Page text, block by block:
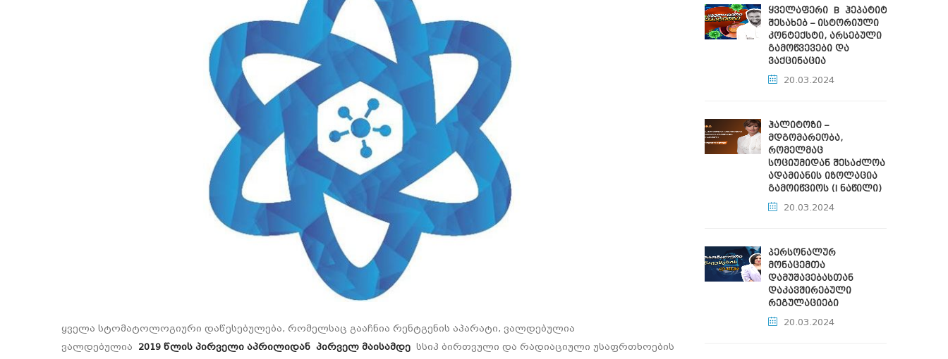
ყველა სტომატოლოგიური დაწესებულება, რომელსაც გააჩნია რენტგენის აპარატი, ვალდებულია
ვალდებულია 2019 წლის პირველი აპრილიდან პირველ მაისამდე სსიპ ბირთვული და რადიაციული უსაფრთხოების
ყველაფერი B ჰეპატიტის
შესახებ – ისტორიული
კონტექსტი, არსებული
გამოწვევები და
ვაქცინაცია
20.03.2024
ჰალიტოზი –
მდგომარეობა,
რომელმაც
სოციუმიდან შესაძლოა
ადამიანის იზოლაცია
გამოიწვიოს (I ნაწილი)
20.03.2024
პერსონალურ
მონაცემთა
დამუშავებასთან
დაკავშირებული
რეგულაციები
20.03.2024